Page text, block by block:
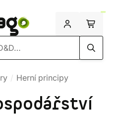
Herní principy